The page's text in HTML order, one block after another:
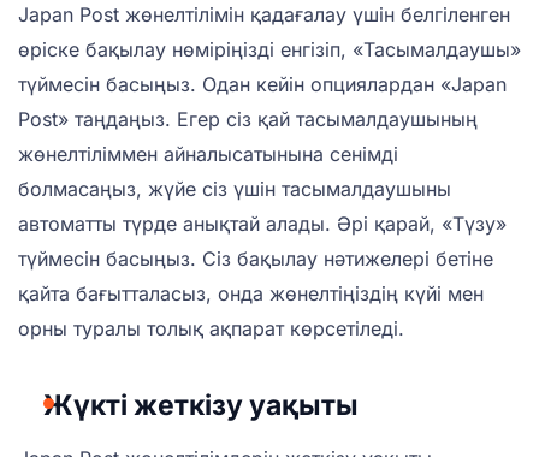
Japan Post жөнелтілімін қадағалау үшін белгіленген
өріске бақылау нөміріңізді енгізіп, «Тасымалдаушы»
түймесін басыңыз. Одан кейін опциялардан «Japan
Post» таңдаңыз. Егер сіз қай тасымалдаушының
жөнелтіліммен айналысатынына сенімді
болмасаңыз, жүйе сіз үшін тасымалдаушыны
автоматты түрде анықтай алады. Әрі қарай, «Түзу»
түймесін басыңыз. Сіз бақылау нәтижелері бетіне
қайта бағытталасыз, онда жөнелтіңіздің күйі мен
орны туралы толық ақпарат көрсетіледі.
Жүкті жеткізу уақыты